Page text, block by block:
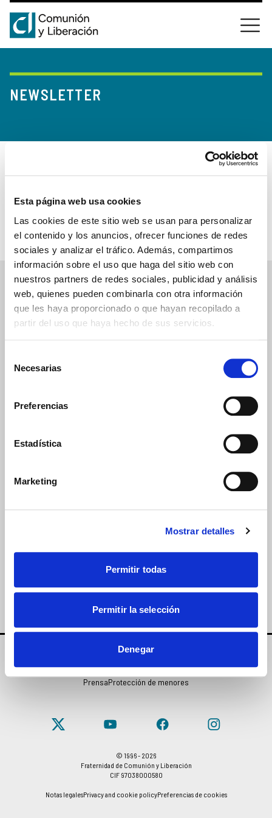
Esta página web usa cookies
Las cookies de este sitio web se usan para personalizar
el contenido y los anuncios, ofrecer funciones de redes
sociales y analizar el tráfico. Además, compartimos
información sobre el uso que haga del sitio web con
nuestros partners de redes sociales, publicidad y análisis
web, quienes pueden combinarla con otra información
que les haya proporcionado o que hayan recopilado a
partir del uso que haya hecho de sus servicios.
Necesarias
Preferencias
Estadística
Marketing
Mostrar detalles
Permitir todas
Permitir la selección
Denegar
NEWSLETTER
con la vida del Movimiento. Mantente al día, suscríbete a
la newsletter de noticias de la web internacional de CL
Nombre
En idiomas
Español
Português
SUSCRÍBETE
PrensaProtección de menores
© 1996 - 2026
Fraternidad de Comunión y Liberación
CIF 97038000580
Notas legalesPrivacy and cookie policyPreferencias de cookies